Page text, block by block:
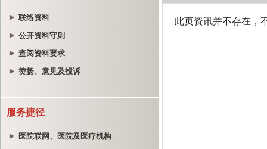
联络资料
公开资料守则
查阅资料要求
赞扬、意见及投诉
服务捷径
医院联网、医院及医疗机构